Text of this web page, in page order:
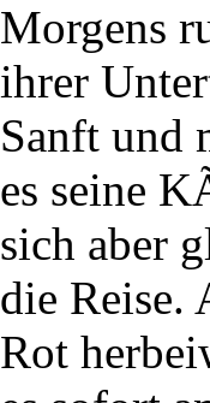
Morgens
ihrer
Sanft
es seine
sich aber
die Reise.
Rot